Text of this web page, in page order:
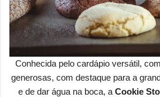
Conhecida pelo cardápio versátil,
generosas, com destaque para a
e de dar água na boca, a Cookie